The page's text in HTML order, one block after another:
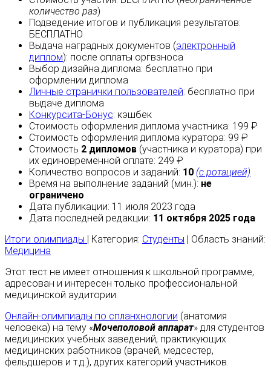
количество раз)
Подведение итогов и публикация результатов:
БЕСПЛАТНО
Выдача наградных документов (электронный
диплом): после оплаты оргвзноса
Выбор дизайна диплома: бесплатно при
оформлении диплома
Личные странички пользователей: бесплатно при
выдаче диплома
Конкурсита-Бонус: кэшбек
Стоимость оформления диплома участника: 199 ₽
Стоимость оформления диплома куратора: 99 ₽
Стоимость 2 дипломов (участника и куратора) при
их единовременной оплате: 249 ₽
Количество вопросов и заданий: 10 (с ротацией)
Время на выполнение заданий (мин.): не
ограничено
Дата публикации: 11 июля 2023 года
Дата последней редакции: 11 октября 2025 года
Итоги олимпиады
| Категория: Студенты | Область знаний:
Медицина
Этот тест не имеет отношения к школьной программе,
адресован и интересен только профессиональной
медицинской аудитории.
Онлайн-олимпиады по спланхнологии (анатомия
человека) на тему «Мочеполовой аппарат» для студентов
медицинских учебных заведений, практикующих
медицинских работников (врачей, медсестер,
фельдшеров и т.д.), других категорий участников.